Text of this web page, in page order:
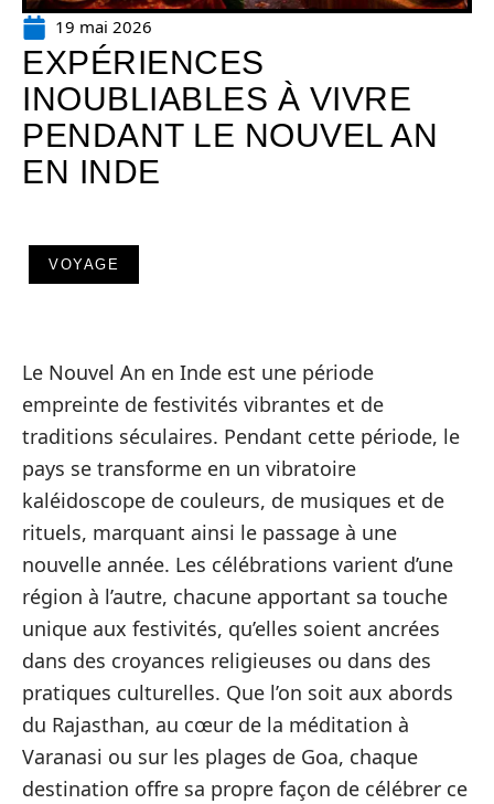
19 mai 2026
EXPÉRIENCES
INOUBLIABLES À VIVRE
PENDANT LE NOUVEL AN
EN INDE
VOYAGE
Le Nouvel An en Inde est une période
empreinte de festivités vibrantes et de
traditions séculaires. Pendant cette période, le
pays se transforme en un vibratoire
kaléidoscope de couleurs, de musiques et de
rituels, marquant ainsi le passage à une
nouvelle année. Les célébrations varient d’une
région à l’autre, chacune apportant sa touche
unique aux festivités, qu’elles soient ancrées
dans des croyances religieuses ou dans des
pratiques culturelles. Que l’on soit aux abords
du Rajasthan, au cœur de la méditation à
Varanasi ou sur les plages de Goa, chaque
destination offre sa propre façon de célébrer ce